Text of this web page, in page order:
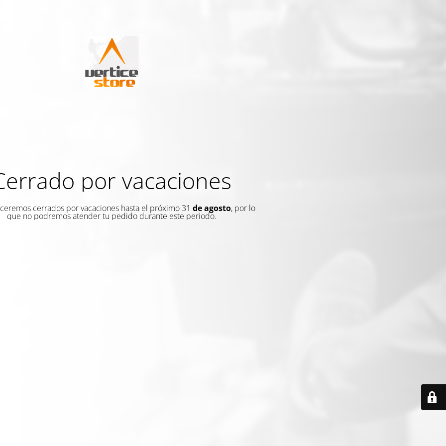
por vacaciones
cerrados por vacaciones hasta el próximo 31 de agosto, por lo
que no podremos atender tu pedido durante este periodo.